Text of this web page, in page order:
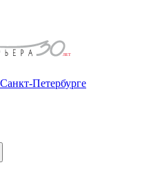
Петербурге